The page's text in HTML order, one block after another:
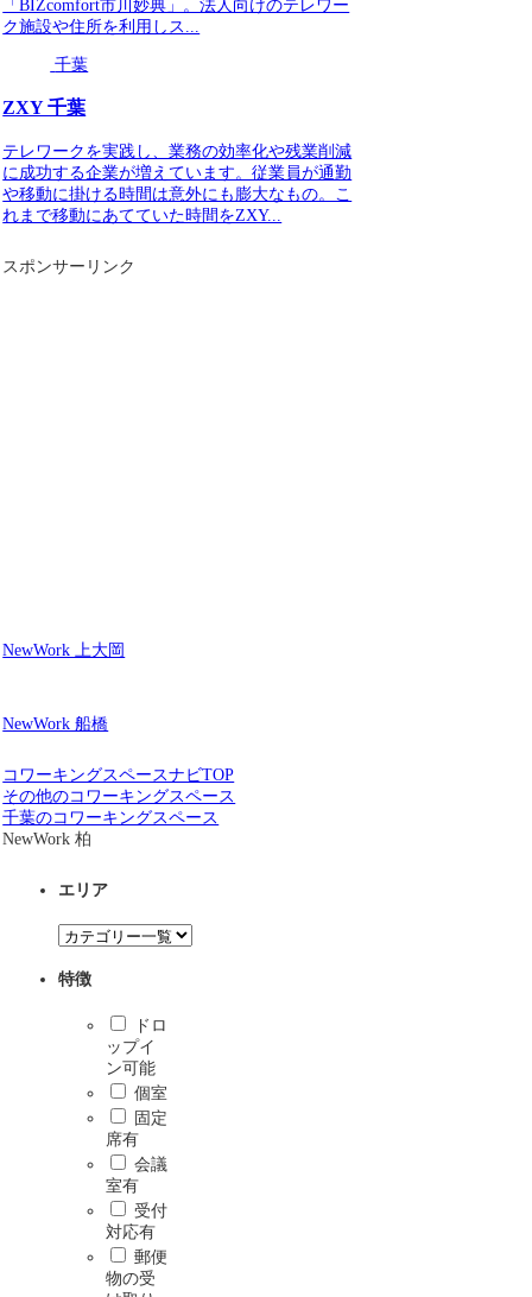
「BIZcomfort市川妙典」。法人向けのテレワー
ク施設や住所を利用しス...
千葉
ZXY 千葉
テレワークを実践し、業務の効率化や残業削減
に成功する企業が増えています。従業員が通勤
や移動に掛ける時間は意外にも膨大なもの。こ
れまで移動にあてていた時間をZXY...
スポンサーリンク
NewWork 上大岡
NewWork 船橋
コワーキングスペースナビTOP
その他のコワーキングスペース
千葉のコワーキングスペース
NewWork 柏
エリア
特徴
ドロ
ップイ
ン可能
個室
固定
席有
会議
室有
受付
対応有
郵便
物の受